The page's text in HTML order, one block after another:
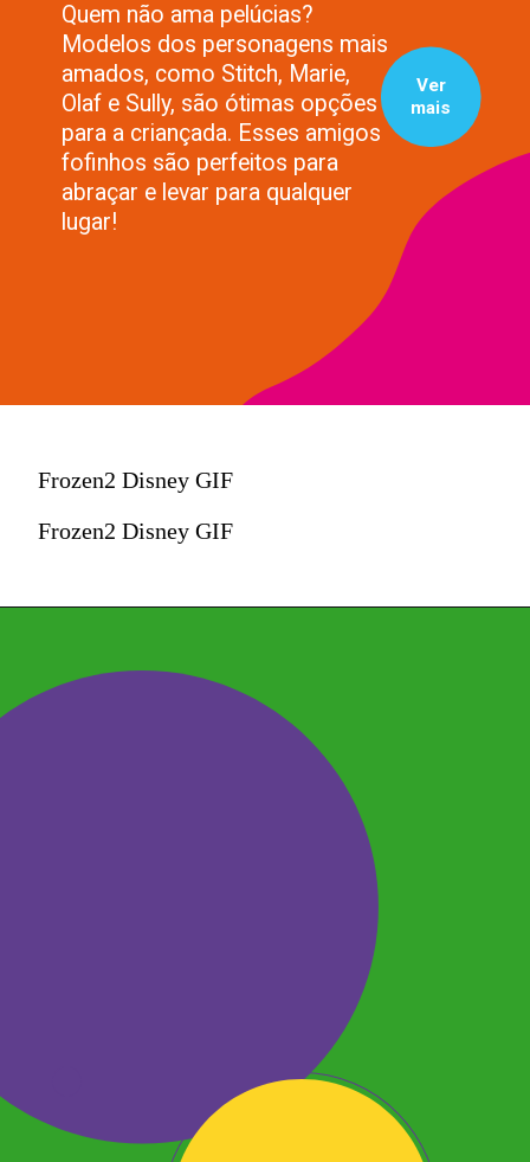
Ver
mais
Quem não ama pelúcias?
Modelos dos personagens mais
amados, como Stitch, Marie,
Olaf e Sully, são ótimas opções
para a criançada. Esses amigos
fofinhos são perfeitos para
abraçar e levar para qualquer
lugar!
Frozen2 Disney GIF
Frozen2 Disney GIF